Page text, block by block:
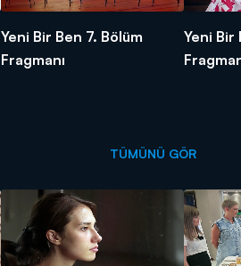
Yeni Bir Ben 7. Bölüm
Fragmanı
Yeni Bir
TÜMÜNÜ GÖR